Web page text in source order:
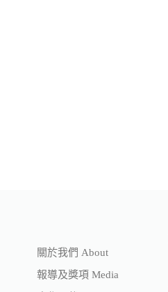
關於我們 About
報導及獎項 Media